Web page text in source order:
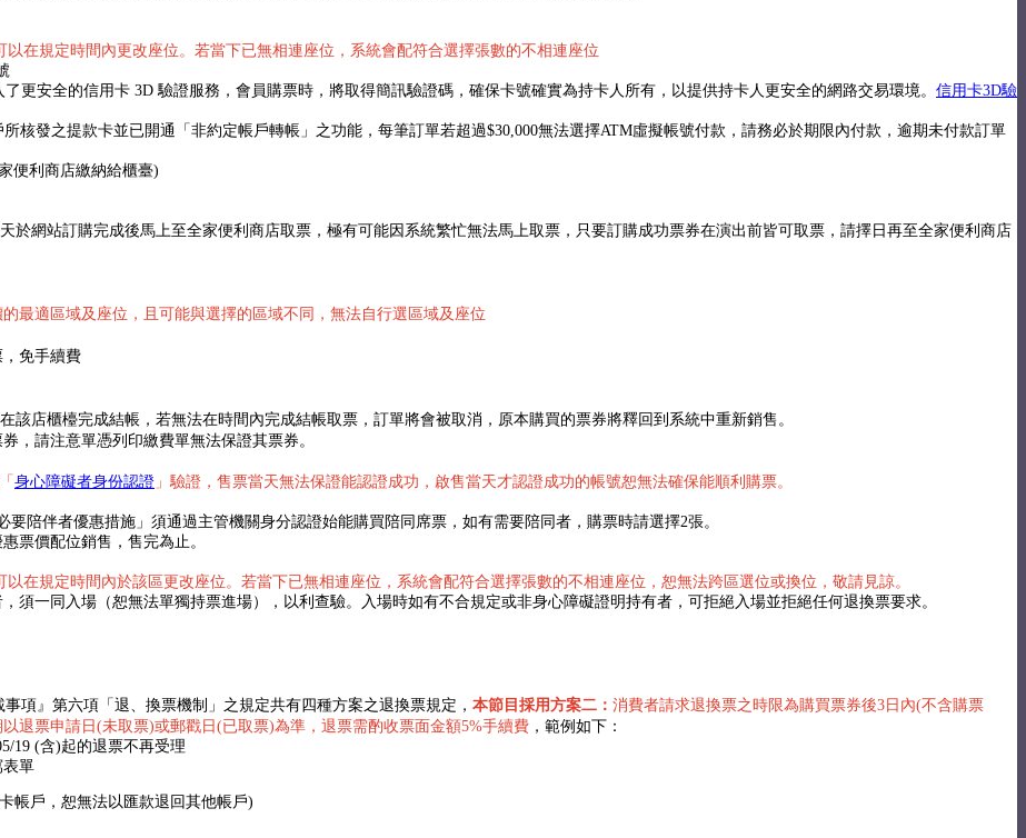
在規定時間內更改座位。若當下已無相連座位，系統會配符合選擇張數的不相連座位
更安全的信用卡 3D 驗證服務，會員購票時，將取得簡訊驗證碼，確保卡號確實為持卡人所有，以提供持卡人更安全的網路交易環境。 信用卡3D驗
核發之提款卡並已開通「非約定帳戶轉帳」之功能，每筆訂單若超過$30,000無法選擇ATM虛擬帳號付款，請務必於期限內付款，逾期未付款訂單
便利商店繳納給櫃臺)
於網站訂購完成後馬上至全家便利商店取票，極有可能因系統繁忙無法馬上取票，只要訂購成功票券在演出前皆可取票，請擇日再至全家便利商店
最適區域及座位，且可能與選擇的區域不同，無法自行選區域及座位
免手續費
該店櫃檯完成結帳，若無法在時間內完成結帳取票，訂單將會被取消，原本購買的票券將釋回到系統中重新銷售。
，請注意單憑列印繳費單無法保證其票券。
身心障礙者身份認證 」驗證，售票當天無法保證能認證成功，啟售當天才認證成功的帳號恕無法確保能順利購票。
陪伴者優惠措施」須通過主管機關身分認證始能購買陪同席票，如有需要陪同者，購票時請選擇2張。
票價配位銷售，售完為止。
在規定時間內於該區更改座位。若當下已無相連座位，系統會配符合選擇張數的不相連座位，恕無法跨區選位或換位，敬請見諒。
須一同入場（恕無法單獨持票進場），以利查驗。入場時如有不合規定或非身心障礙證明持有者，可拒絕入場並拒絕任何退換票要求。
項』第六項「退、換票機制」之規定共有四種方案之退換票規定， 本節目採用方案二： 消費者請求退換票之時限為購買票券後3日內(不含購票
退票申請日(未取票)或郵戳日(已取票)為準，退票需酌收票面金額5%手續費 ，範例如下：
19 (含)起的退票不再受理
表單
帳戶，恕無法以匯款退回其他帳戶)